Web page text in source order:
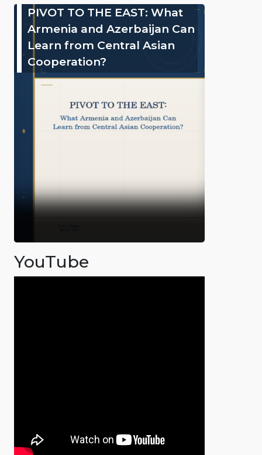
PIVOT TO THE EAST: What
Armenia and Azerbaijan Can
Learn from Central Asian
Cooperation?
YouTube